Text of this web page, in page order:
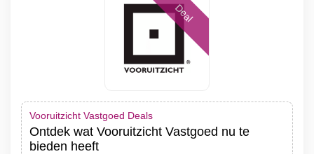
Deal
Vooruitzicht Vastgoed Deals
Ontdek wat Vooruitzicht Vastgoed nu te
bieden heeft